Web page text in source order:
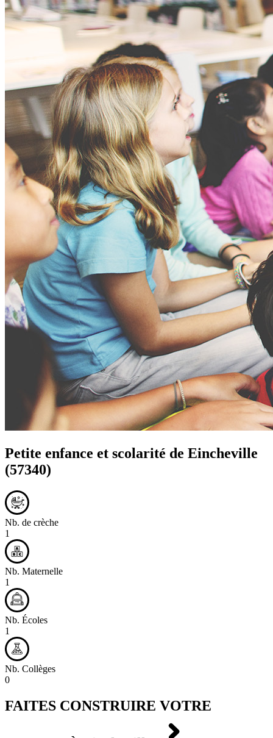
Petite enfance et scolarité de Eincheville
(57340)
Nb. de crèche
1
Nb. Maternelle
1
Nb. Écoles
1
Nb. Collèges
0
FAITES CONSTRUIRE VOTRE